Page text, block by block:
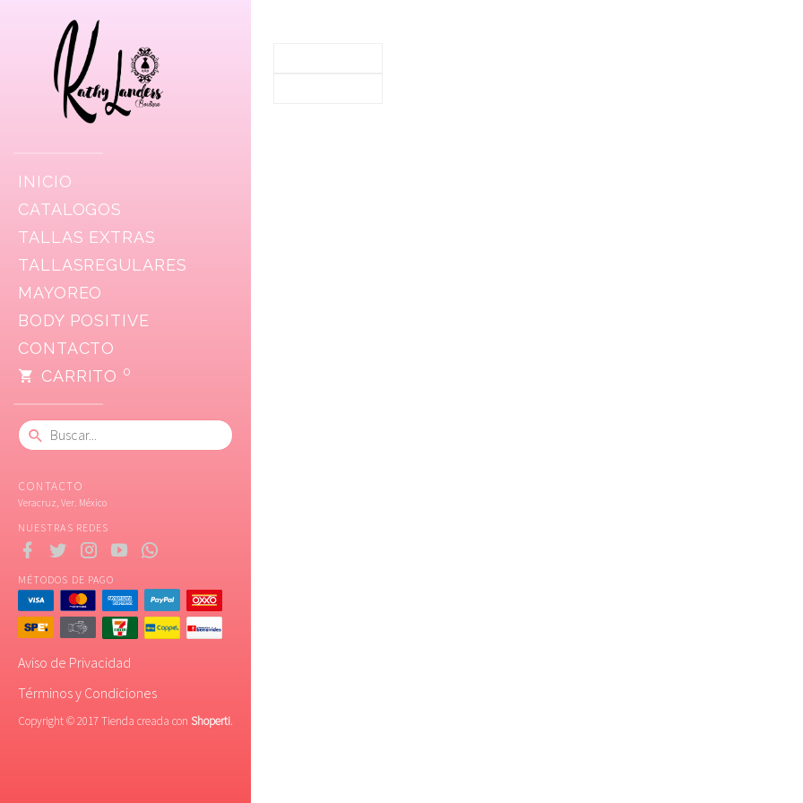
INICIO
CATALOGOS
TALLAS EXTRAS
TALLASREGULARES
MAYOREO
BODY POSITIVE
CONTACTO
CARRITO 0
CONTACTO
Veracruz, Ver. México
NUESTRAS REDES
MÉTODOS DE PAGO
Aviso de Privacidad
Términos y Condiciones
Copyright © 2017 Tienda creada con Shoperti.